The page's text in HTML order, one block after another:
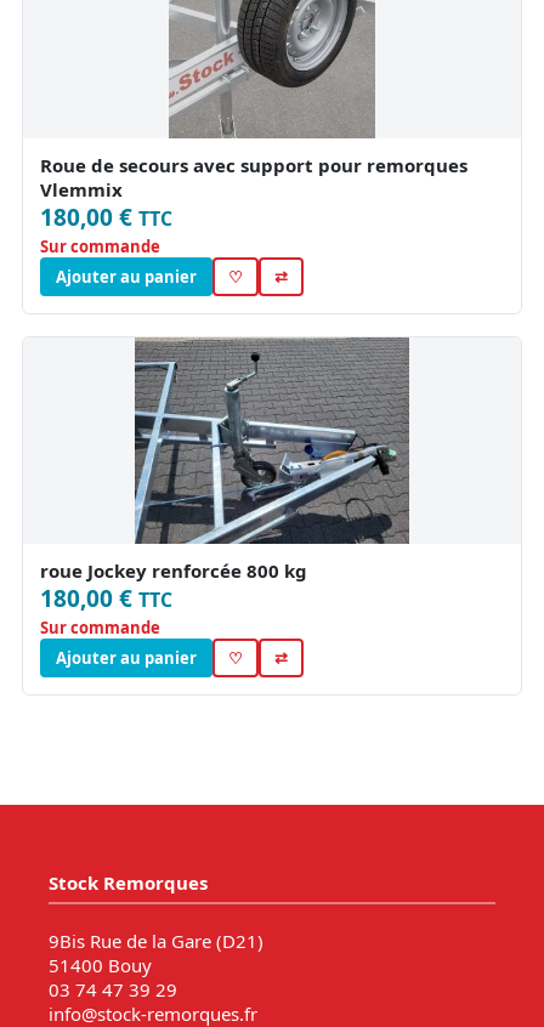
Roue de secours avec support pour remorques
Vlemmix
180,00 € TTC
Sur commande
Ajouter au panier
♡ ⇄
roue Jockey renforcée 800 kg
180,00 € TTC
Sur commande
Ajouter au panier
♡ ⇄
Stock Remorques
9Bis Rue de la Gare (D21)
51400 Bouy
03 74 47 39 29
info@stock-remorques.fr